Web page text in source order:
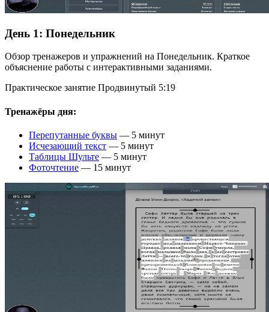
День 1: Понедельник
Обзор тренажеров и упражнений на Понедельник. Краткое
объяснение работы с интерактивными заданиями.
Практическое занятие Продвинутый 5:19
Тренажёры дня:
Перепутанные буквы — 5 минут
Исчезающий текст — 5 минут
Таблицы Шульте — 5 минут
Фоточтение — 15 минут